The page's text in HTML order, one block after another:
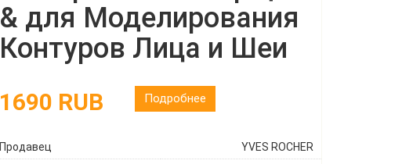
& для Моделирования
Контуров Лица и Шеи
1690 RUB Подробнее
Продавец YVES ROCHER